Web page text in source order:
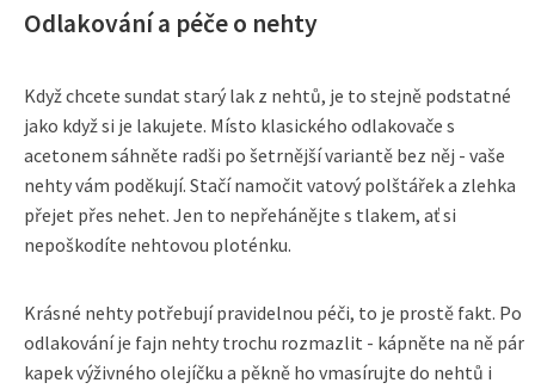
Odlakování a péče o nehty
Když chcete sundat starý lak z nehtů, je to stejně podstatné
jako když si je lakujete. Místo klasického odlakovače s
acetonem sáhněte radši po šetrnější variantě bez něj - vaše
nehty vám poděkují. Stačí namočit vatový polštářek a zlehka
přejet přes nehet. Jen to nepřehánějte s tlakem, ať si
nepoškodíte nehtovou ploténku.
Krásné nehty potřebují pravidelnou péči, to je prostě fakt. Po
odlakování je fajn nehty trochu rozmazlit - kápněte na ně pár
kapek výživného olejíčku a pěkně ho vmasírujte do nehtů i